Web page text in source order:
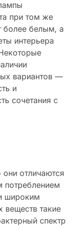
при том же
более белым, а
интерьера
вариантов —
и
сочетания с
отличаются
широким
веществ такие
спектр